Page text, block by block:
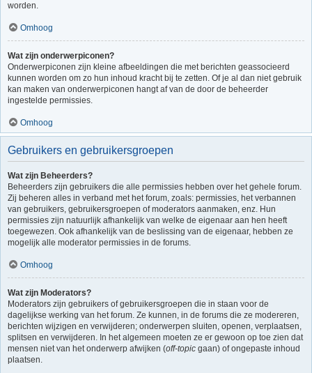
worden.
Omhoog
Wat zijn onderwerpiconen?
Onderwerpiconen zijn kleine afbeeldingen die met berichten geassocieerd
kunnen worden om zo hun inhoud kracht bij te zetten. Of je al dan niet gebruik
kan maken van onderwerpiconen hangt af van de door de beheerder
ingestelde permissies.
Omhoog
Gebruikers en gebruikersgroepen
Wat zijn Beheerders?
Beheerders zijn gebruikers die alle permissies hebben over het gehele forum.
Zij beheren alles in verband met het forum, zoals: permissies, het verbannen
van gebruikers, gebruikersgroepen of moderators aanmaken, enz. Hun
permissies zijn natuurlijk afhankelijk van welke de eigenaar aan hen heeft
toegewezen. Ook afhankelijk van de beslissing van de eigenaar, hebben ze
mogelijk alle moderator permissies in de forums.
Omhoog
Wat zijn Moderators?
Moderators zijn gebruikers of gebruikersgroepen die in staan voor de
dagelijkse werking van het forum. Ze kunnen, in de forums die ze modereren,
berichten wijzigen en verwijderen; onderwerpen sluiten, openen, verplaatsen,
splitsen en verwijderen. In het algemeen moeten ze er gewoon op toe zien dat
mensen niet van het onderwerp afwijken (off-topic gaan) of ongepaste inhoud
plaatsen.